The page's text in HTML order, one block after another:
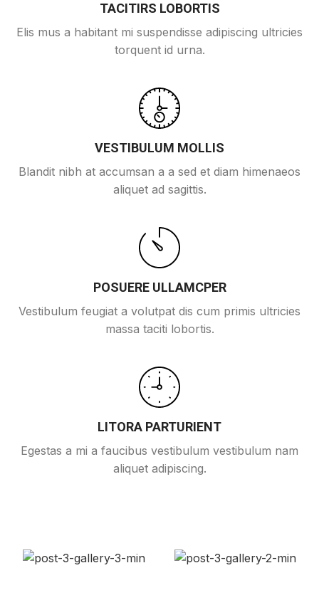
TACITIRS LOBORTIS
Elis mus a habitant mi suspendisse adipiscing ultricies
torquent id urna.
VESTIBULUM MOLLIS
Blandit nibh at accumsan a a sed et diam himenaeos
aliquet ad sagittis.
POSUERE ULLAMCPER
Vestibulum feugiat a volutpat dis cum primis ultricies
massa taciti lobortis.
LITORA PARTURIENT
Egestas a mi a faucibus vestibulum vestibulum nam
aliquet adipiscing.